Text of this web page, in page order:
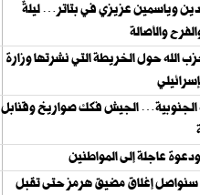
وياسمين عزيزي في بتاتر… ليلةٌ
والأصالة
الله حول الخريطة التي نشرتها وزارة
الجنوبية… الجيش فكك صواريخ وقنابل
عاجلة إلى المواطنين
سنواصل إغلاق مضيق هرمز حتى تقبل